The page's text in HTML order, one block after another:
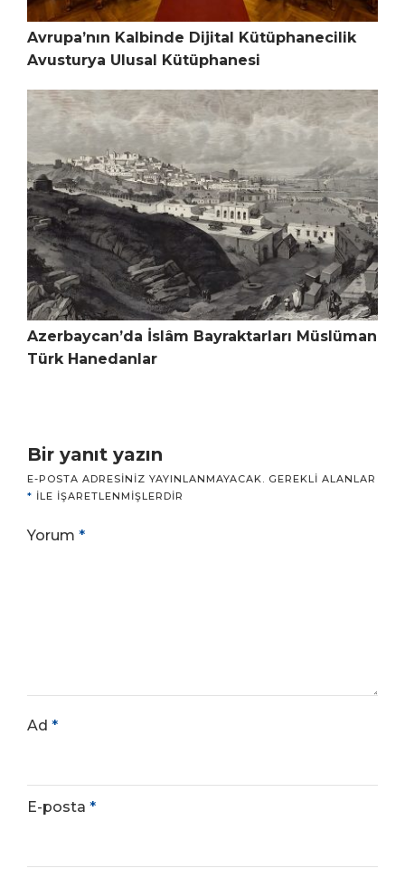
Avrupa’nın Kalbinde Dijital Kütüphanecilik
Avusturya Ulusal Kütüphanesi
Azerbaycan’da İslâm Bayraktarları Müslüman
Türk Hanedanlar
Bir yanıt yazın
E-POSTA ADRESINIZ YAYINLANMAYACAK.
GEREKLI ALANLAR
* ILE IŞARETLENMIŞLERDIR
Yorum *
Ad *
E-posta *